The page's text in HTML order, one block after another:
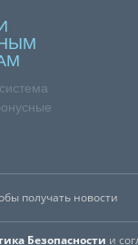
Безопасности и